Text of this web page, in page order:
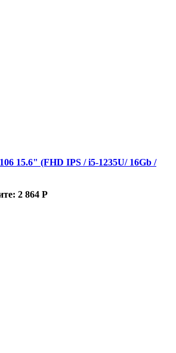
15.6" (FHD IPS / i5-1235U/ 16Gb /
2 864 Р